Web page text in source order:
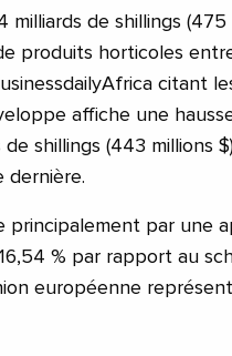
milliards de shillings
produits horticoles
citant
affiche une
shillings (443 millions
dernière.
principalement par une
% par rapport au
européenne